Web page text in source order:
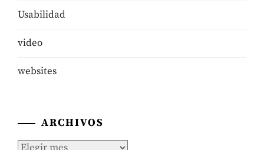
Usabilidad
video
websites
ARCHIVOS
Archivos